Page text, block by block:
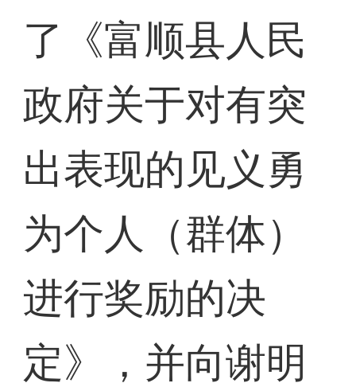
了《富顺县人民
政府关于对有突
出表现的见义勇
为个人（群体）
进行奖励的决
定》，并向谢明